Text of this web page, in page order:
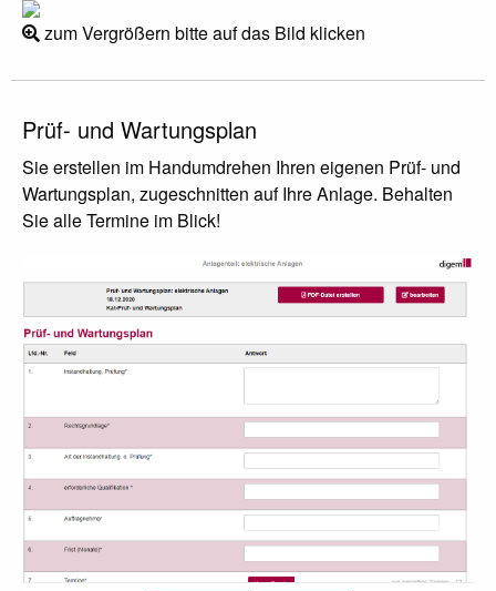
zum Vergrößern bitte auf das Bild klicken
Prüf- und Wartungsplan
Sie erstellen im Handumdrehen Ihren eigenen Prüf- und
Wartungsplan, zugeschnitten auf Ihre Anlage. Behalten
Sie alle Termine im Blick!